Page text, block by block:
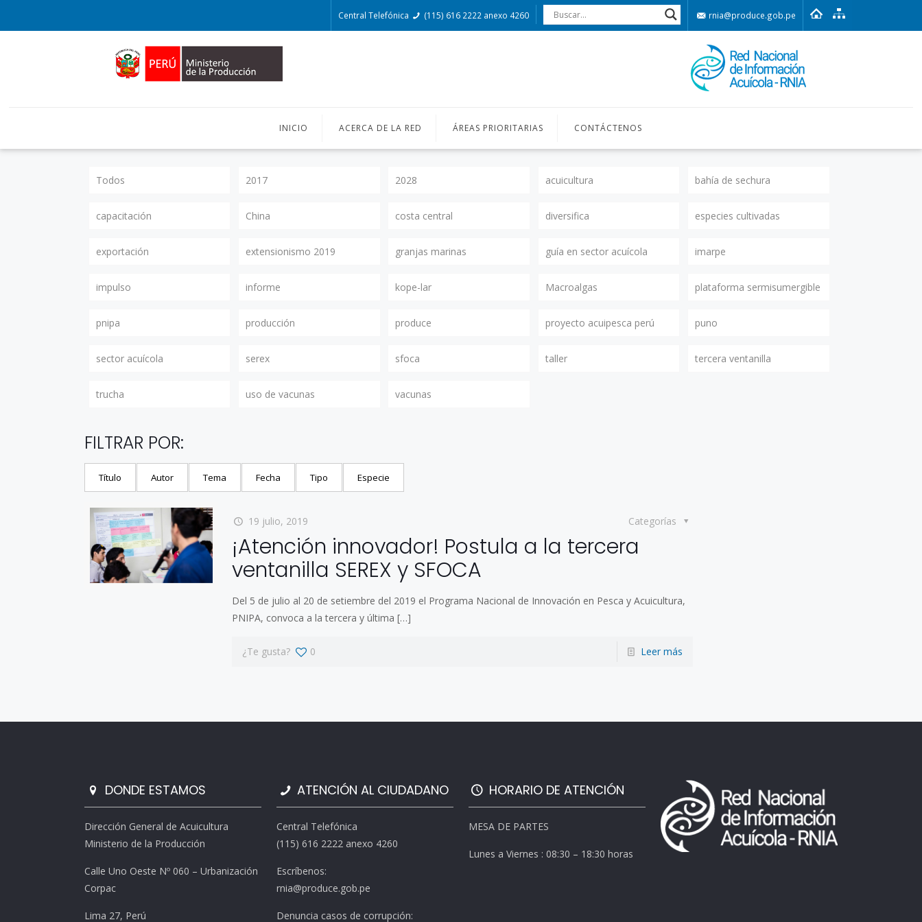
Central Telefónica (115) 616 2222 anexo 4260 rnia@produce.gob.pe
INICIO ACERCA DE LA RED ÁREAS PRIORITARIAS CONTÁCTENOS
Todos 2017 2028 acuicultura bahía de sechura
capacitación China costa central diversifica especies cultivadas
exportación extensionismo 2019 granjas marinas guía en sector acuícola imarpe
impulso informe kope-lar Macroalgas plataforma sermisumergible
pnipa producción produce proyecto acuipesca perú puno
sector acuícola serex sfoca taller tercera ventanilla
trucha uso de vacunas vacunas
FILTRAR POR:
Título Autor Tema Fecha Tipo Especie
19 julio, 2019 Categorías
¡Atención innovador! Postula a la tercera
ventanilla SEREX y SFOCA
Del 5 de julio al 20 de setiembre del 2019 el Programa Nacional de Innovación en Pesca y Acuicultura,
PNIPA, convoca a la tercera y última […]
¿Te gusta? 0 Leer más
DONDE ESTAMOS
Dirección General de Acuicultura
Ministerio de la Producción
Calle Uno Oeste Nº 060 – Urbanización
Corpac
Lima 27, Perú
ATENCIÓN AL CIUDADANO
Central Telefónica
(115) 616 2222 anexo 4260
Escríbenos:
rnia@produce.gob.pe
Denuncia casos de corrupción:
HORARIO DE ATENCIÓN
MESA DE PARTES
Lunes a Viernes : 08:30 – 18:30 horas